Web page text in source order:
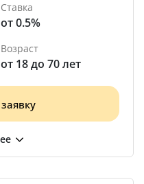
Ставка
от 0.5%
Возраст
от 18 до 70 лет